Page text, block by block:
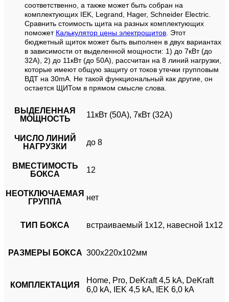
соответственно, а также может быть собран на
комплектующих IEK, Legrand, Hager, Schneider Electric.
Сравнить стоимость щита на разных комплектующих
поможет Калькулятор цены электрощитов . Этот
бюджетный щиток может быть выполнен в двух вариантах
в зависимости от выделенной мощности: 1) до 7кВт (до
32А), 2) до 11кВт (до 50А), рассчитан на 8 линий нагрузки,
которые имеют общую защиту от токов утечки групповым
ВДТ на 30mA. Не такой функциональный как другие, он
остается ЩИТом в прямом смысле слова.
ВЫДЕЛЕННАЯ
МОЩНОСТЬ
11кВт (50А), 7кВт (32А)
ЧИСЛО ЛИНИЙ
НАГРУЗКИ
до 8
ВМЕСТИМОСТЬ
БОКСА
12
НЕОТКЛЮЧАЕМАЯ
ГРУППА
нет
ТИП БОКСА встраиваемый 1х12, навесной 1х12
РАЗМЕРЫ БОКСА 300х220х102мм
КОМПЛЕКТАЦИЯ
Home, Pro, DeKraft 4,5 kA, DeKraft
6,0 kA, IEK 4,5 kA, IEK 6,0 kA